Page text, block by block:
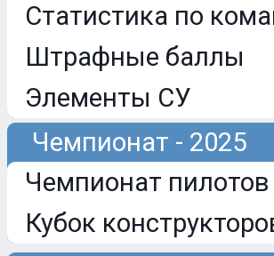
Статистика по
Штрафные баллы
Элементы СУ
Чемпионат - 2025
Чемпионат пилотов
Кубок